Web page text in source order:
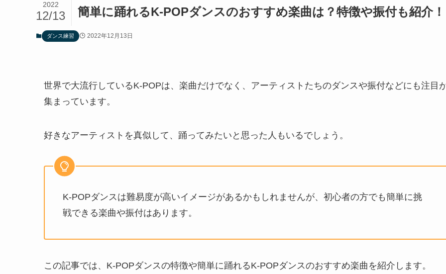
簡単に踊れるK-POPダンスのおすすめ楽曲は？特徴や振付も紹介！
2022
12/13
ダンス練習 2022年12月13日
世界で大流行しているK-POPは、楽曲だけでなく、アーティストたちのダンスや振付などにも注目
集まっています。
好きなアーティストを真似して、踊ってみたいと思った人もいるでしょう。
K-POPダンスは難易度が高いイメージがあるかもしれませんが、初心者の方でも簡単に挑
戦できる楽曲や振付はあります。
この記事では、K-POPダンスの特徴や簡単に踊れるK-POPダンスのおすすめ楽曲を紹介します。